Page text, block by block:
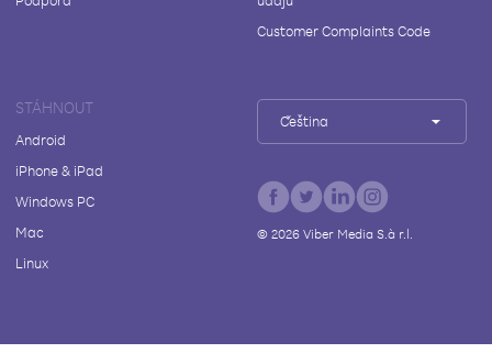
Customer Complaints Code
STÁHNOUT
Android
iPhone & iPad
Windows PC
Mac
Linux
Čeština
© 2026Viber Media S.à r.l.